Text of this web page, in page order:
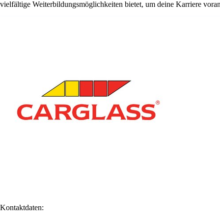
vielfältige Weiterbildungsmöglichkeiten bietet, um deine Karriere
Kontaktdaten: